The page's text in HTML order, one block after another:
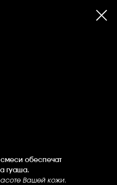
обеспечат
гуаша.
Вашей кожи.